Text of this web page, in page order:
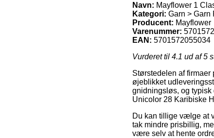
Navn: Mayflower 1
Kategori: Garn > Garn
Producent: Mayflower
Varenummer:
EAN: 5701572055034
Vurderet til 4.1 ud af 5
Størstedelen af firmaer
øjeblikket
gnidningsløs, og typisk
Unicolor 28 Karibiske
Du kan tillige vælge at
tak mindre prisbillig,
være selv at hente